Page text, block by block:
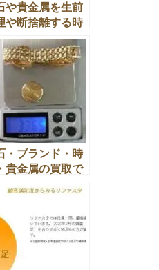
や貴金属を生前
や断捨離する時
らない買い物５
とは
・ブランド・時
貴金属の買取で
でも高い換金処